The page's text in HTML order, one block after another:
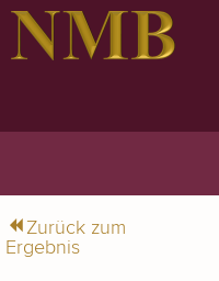
Zurück zum
Ergebnis